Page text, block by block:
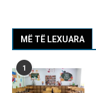
MË TË LEXUARA
1